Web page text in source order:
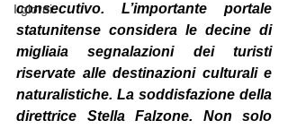
I giorni
consecutivo. L’importante portale
statunitense considera le decine di
migliaia segnalazioni dei turisti
riservate alle destinazioni culturali e
naturalistiche. La soddisfazione della
direttrice Stella Falzone. Non solo